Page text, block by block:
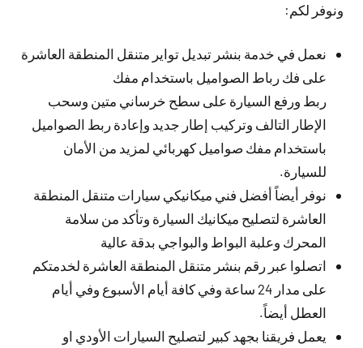
ونوفر لكم:
نعمل في خدمة بنشر تبديل تواير متنقل المنطقة العاشرة
على فك رباط الصواميل باستخدام مفك
ربط ورفع السيارة على سطح خرساني متين وسحب
الإطار التالف وتركيب إطار جديد وإعادة ربط الصواميل
باستخدام مفك صواميل كهربائي لمزيد من الأمان
للسيارة.
نوفر أيضاً أفضل فني ميكانيكي سيارات متنقل المنطقة
العاشرة لتصليح ميكانيك السيارة وتأكد من سلامة
المحرك وعلبة البواط والبواجي بدقة عالية
اتصلوا عبر رقم بنشر متنقل المنطقة العاشرة لخدمتكم
على مدار 24 ساعة وفي كافة أيام الأسبوع وفي أيام
العطل أيضاً.
يعمل فريقنا بجهد كبير لتصليح السيارات الأودي او